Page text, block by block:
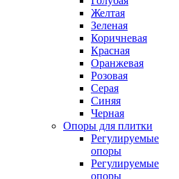
Желтая
Зеленая
Коричневая
Красная
Оранжевая
Розовая
Серая
Синяя
Черная
Опоры для плитки
Регулируемые
опоры
Регулируемые
опоры